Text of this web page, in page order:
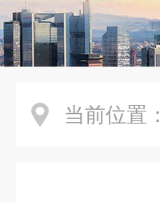
当前位置：